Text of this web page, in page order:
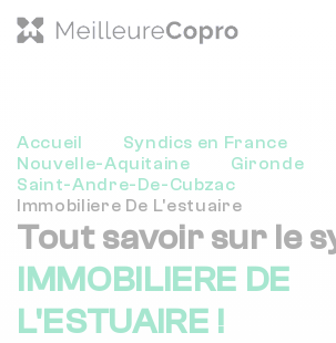
Accueil
Syndics en France
Nouvelle-Aquitaine
Gironde
Saint-Andre-De-Cubzac
Immobiliere De L'estuaire
Tout savoir sur le
IMMOBILIERE DE
L'ESTUAIRE !